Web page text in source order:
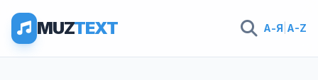
MUZTEXT А-Я A-Z